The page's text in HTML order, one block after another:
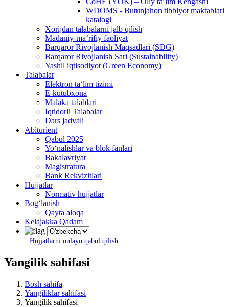
WDOMS - Butunjahon tibbiyot maktablari
katalogi
Xorijdan talabalarni jalb qilish
Madaniy-ma‘rifiy faoliyat
Barqaror Rivojlanish Maqsadlari (SDG)
Barqaror Rivojlanish Sari (Sustainability)
Yashil iqtisodiyot (Green Economy)
Talabalar
Elektron ta‘lim tizimi
E-kutubxona
Malaka talablari
Iqtidorli Talabalar
Dars jadvali
Abiturient
Qabul 2025
Yo‘nalishlar va blok fanlari
Bakalavriyat
Magistratura
Bank Rekvizitlari
Hujjatlar
Normativ hujjatlar
Bog‘lanish
Qayta aloqa
Kelajakka Qadam
Hujjatlarni onlayn qabul qilish
Yangilik sahifasi
Bosh sahifa
Yangiliklar sahifasi
Yangilik sahifasi